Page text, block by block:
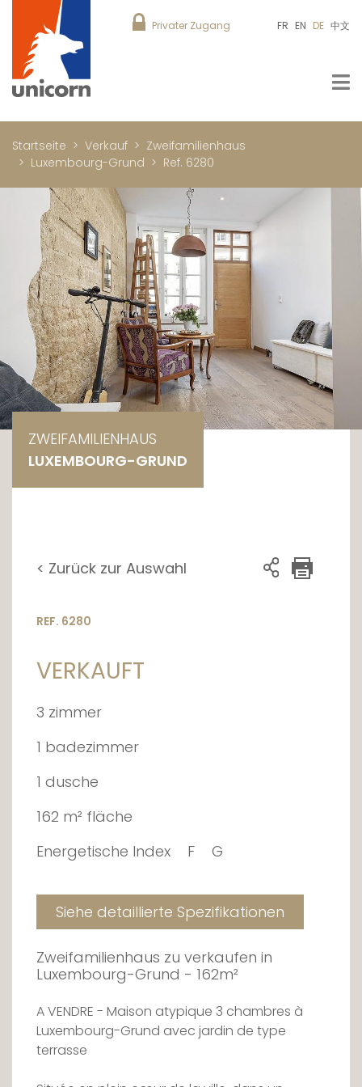
Privater Zugang FR EN DE 中文
Startseite Verkauf
Zweifamilienhaus
Luxembourg-Grund
Ref. 6280
ZWEIFAMILIENHAUS
LUXEMBOURG-GRUND
< Zurück zur Auswahl
REF. 6280
VERKAUFT
3 zimmer
1 badezimmer
1 dusche
162 m² fläche
Energetische Index
F G
Siehe detaillierte Spezifikationen
Zweifamilienhaus zu verkaufen in
Luxembourg-Grund - 162m²
A VENDRE - Maison atypique 3 chambres à
Luxembourg-Grund avec jardin de type
terrasse